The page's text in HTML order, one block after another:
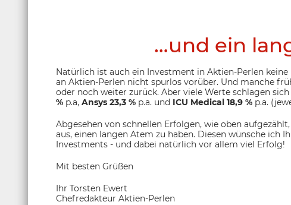
…und ein
Natürlich ist auch ein Investment in Aktien-Perlen
an Aktien-Perlen nicht spurlos vorüber. Und manche
oder noch weiter zurück. Aber viele Werte schlagen
% p.a, Ansys 23,3 % p.a. und ICU Medical 18,9 % p.a.
Abgesehen von schnellen Erfolgen, wie oben
aus, einen langen Atem zu haben. Diesen wünsche ich
Investments - und dabei natürlich vor allem viel Erfolg!
Mit besten Grüßen
Ihr Torsten Ewert
Chefredakteur Aktien-Perlen